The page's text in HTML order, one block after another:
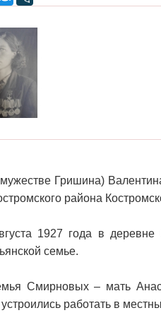
Гришина)
района
1927 года в
семье.
Смирновых – мать
работать в